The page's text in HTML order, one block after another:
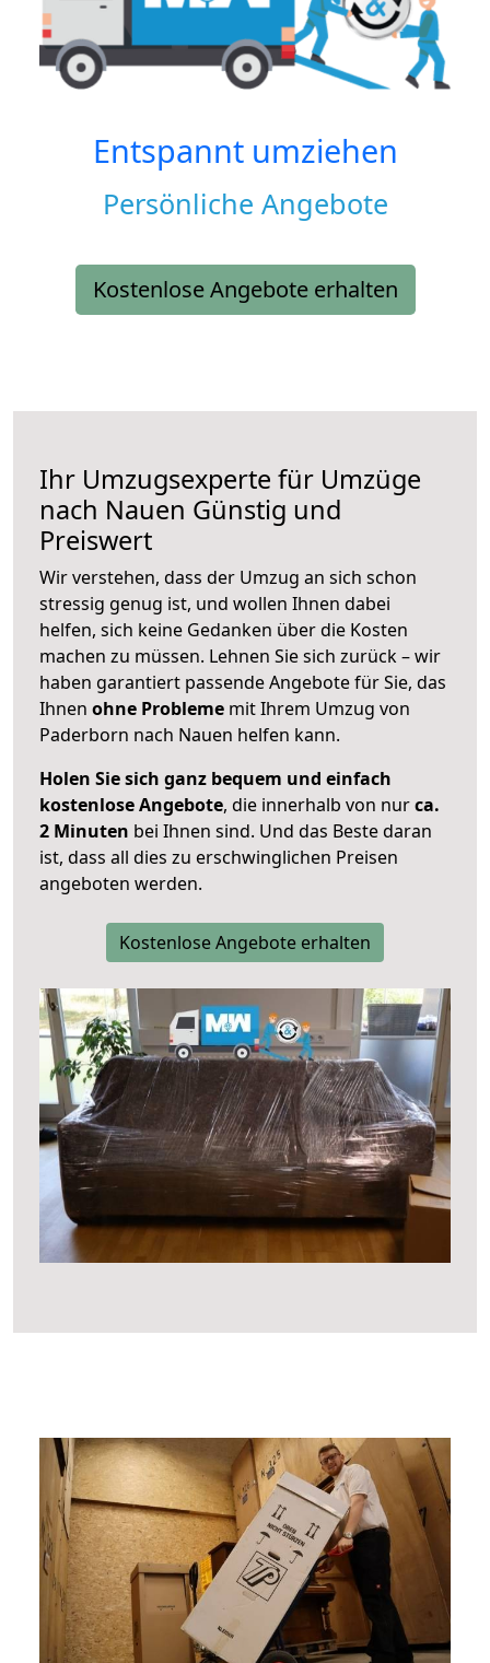
Entspannt umziehen
Persönliche Angebote
Kostenlose Angebote erhalten
Ihr Umzugsexperte für Umzüge
nach Nauen Günstig und
Preiswert
Wir verstehen, dass der Umzug an sich schon
stressig genug ist, und wollen Ihnen dabei
helfen, sich keine Gedanken über die Kosten
machen zu müssen. Lehnen Sie sich zurück – wir
haben garantiert passende Angebote für Sie, das
Ihnen ohne Probleme mit Ihrem Umzug von
Paderborn nach Nauen helfen kann.
Holen Sie sich ganz bequem und einfach
kostenlose Angebote, die innerhalb von nurca.
2 Minuten bei Ihnen sind. Und das Beste daran
ist, dass all dies zu erschwinglichen Preisen
angeboten werden.
Kostenlose Angebote erhalten